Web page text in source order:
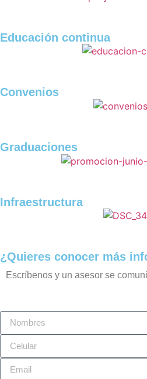
Educación continua
Convenios
Graduaciones
Infraestructura
¿Quieres conocer más
Escríbenos y un asesor se